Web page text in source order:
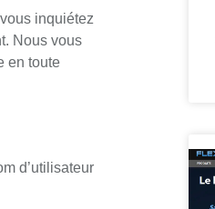
inquiétez
Nous vous
en toute
d’utilisateur